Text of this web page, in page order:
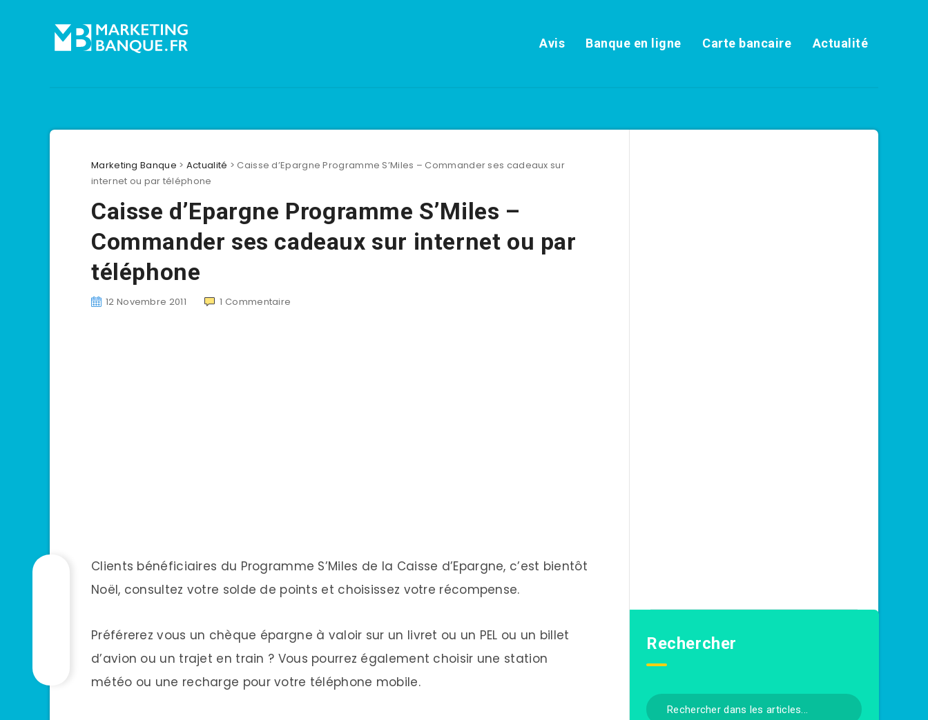
Avis Banque en ligne Carte bancaire Actualité
Marketing Banque > Actualité > Caisse d’Epargne Programme S’Miles – Commander ses cadeaux sur
internet ou par téléphone
Caisse d’Epargne Programme S’Miles –
Commander ses cadeaux sur internet ou par
téléphone
12 Novembre 2011 1 Commentaire
Clients bénéficiaires du Programme S’Miles de la Caisse d’Epargne, c’est bientôt
Noël, consultez votre solde de points et choisissez votre récompense.
Préférerez vous un chèque épargne à valoir sur un livret ou un PEL ou un billet
d’avion ou un trajet en train ? Vous pourrez également choisir une station
météo ou une recharge pour votre téléphone mobile.
Rechercher